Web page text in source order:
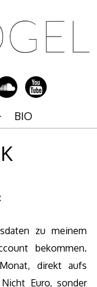
BIO
zu meinem
bekommen.
direkt aufs
Euro, sonder